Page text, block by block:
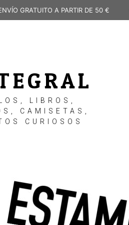
GRATUITO A PARTIR DE 50 €
LIBROS,
CAMISETAS,
CURIOSOS